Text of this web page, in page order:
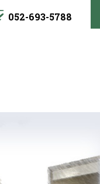
052-693-5788